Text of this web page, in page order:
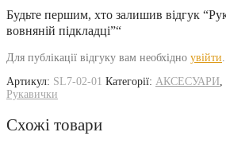
Будьте першим, хто залишив відгук
вовняній підкладці”“
Для публікації відгуку вам необхідно увійти.
Артикул: SL7-02-01 Категорії: АКСЕСУАРИ,
Рукавички
Схожі товари